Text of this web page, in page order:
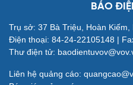
Đời sống
Nhà đẹp
Tình yêu - Gia đình
BÁO
Trụ sở: 37 Bà Triệu, Hoàn Kiếm,
Điện thoại: 84-24-22105148 |
Thư điện tử:
Liên hệ quảng cáo: